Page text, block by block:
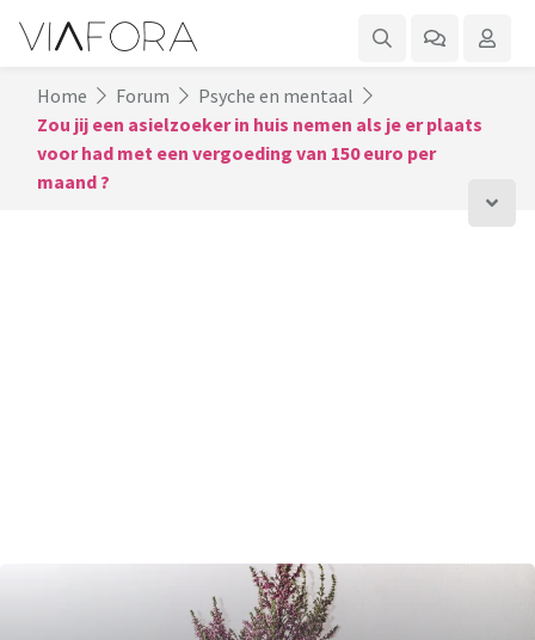
Home Forum
Psyche en mentaal
Zou jij een asielzoeker in huis nemen als je er plaats
voor had met een vergoeding van 150 euro per
maand ?